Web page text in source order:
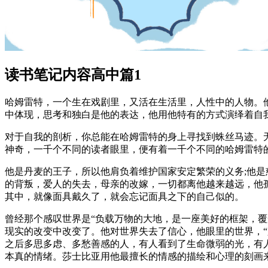
读书笔记内容高中篇1
哈姆雷特，一个生在戏剧里，又活在生活里，人性中的人物
中体现，思考和独白是他的表达，他用他特有的方式演绎着自
对于自我的剖析，你总能在哈姆雷特的身上寻找到蛛丝马迹
神奇，一千个不同的读者眼里，便有着一千个不同的哈姆雷特
他是丹麦的王子，所以他肩负着维护国家安定繁荣的义务;他
的背叛，爱人的失去，母亲的改嫁，一切都离他越来越远，
其中，就像面具戴久了，就会忘记面具之下的自己似的。
曾经那个感叹世界是“负载万物的大地，是一座美好的框架，
现实的改变中改变了。他对世界失去了信心，他眼里的世界
之后多思多虑、多愁善感的人，有人看到了生命微弱的光，
本真的情绪。莎士比亚用他最擅长的情感的描绘和心理的刻